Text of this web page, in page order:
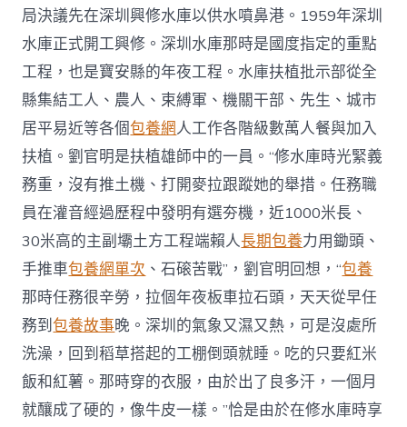
滄
海”〉
中
局決議先在深圳興修水庫以供水噴鼻港。1959年深圳
水庫正式開工興修。深圳水庫那時是國度指定的重點
工程，也是寶安縣的年夜工程。水庫扶植批示部從全
縣集結工人、農人、束縛軍、機關干部、先生、城市
居平易近等各個包養網人工作各階級數萬人餐與加入
扶植。劉官明是扶植雄師中的一員。“修水庫時光緊義
務重，沒有推土機、打開麥拉跟蹤她的舉措。任務職
員在灌音經過歷程中發明有選夯機，近1000米長、
30米高的主副壩土方工程端賴人長期包養力用鋤頭、
手推車包養網單次 、石磙苦戰”，劉官明回想，“包養
那時任務很辛勞，拉個年夜板車拉石頭，天天從早任
務到包養故事晚。深圳的氣象又濕又熱，可是沒處所
洗澡，回到稻草搭起的工棚倒頭就睡。吃的只要紅米
飯和紅薯。那時穿的衣服，由於出了良多汗，一個月
就釀成了硬的，像牛皮一樣。”恰是由於在修水庫時享